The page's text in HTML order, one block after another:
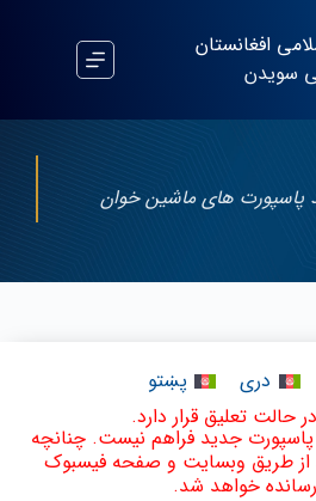
افغانستان
سویدن
پاسپورت های ماشین خوان
دری
پښتو
حالت تعلیق قرار دارد.
جدید فراهم نیست. چنانچه
طریق وبسایت و صفحه فیسبوک
خواهد شد.